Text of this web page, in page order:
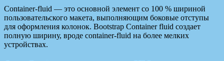
Container-fluid — это основной элемент со 100 % шириной
пользовательского макета, выполняющим боковые отступы
для оформления колонок. Bootstrap Container fluid создает
полную ширину, вроде container-fluid на более мелких
устройствах.